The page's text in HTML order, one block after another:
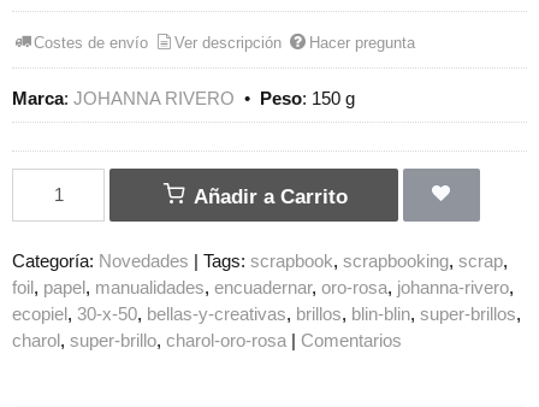
Costes de envío Ver descripción Hacer pregunta
Marca: JOHANNA RIVERO • Peso: 150 g
Añadir a Carrito
Categoría: Novedades | Tags: scrapbook scrapbooking scrap
foil papel manualidades encuadernar oro-rosa johanna-rivero
ecopiel 30-x-50 bellas-y-creativas brillos blin-blin super-brillos
charol super-brillo charol-oro-rosa | Comentarios